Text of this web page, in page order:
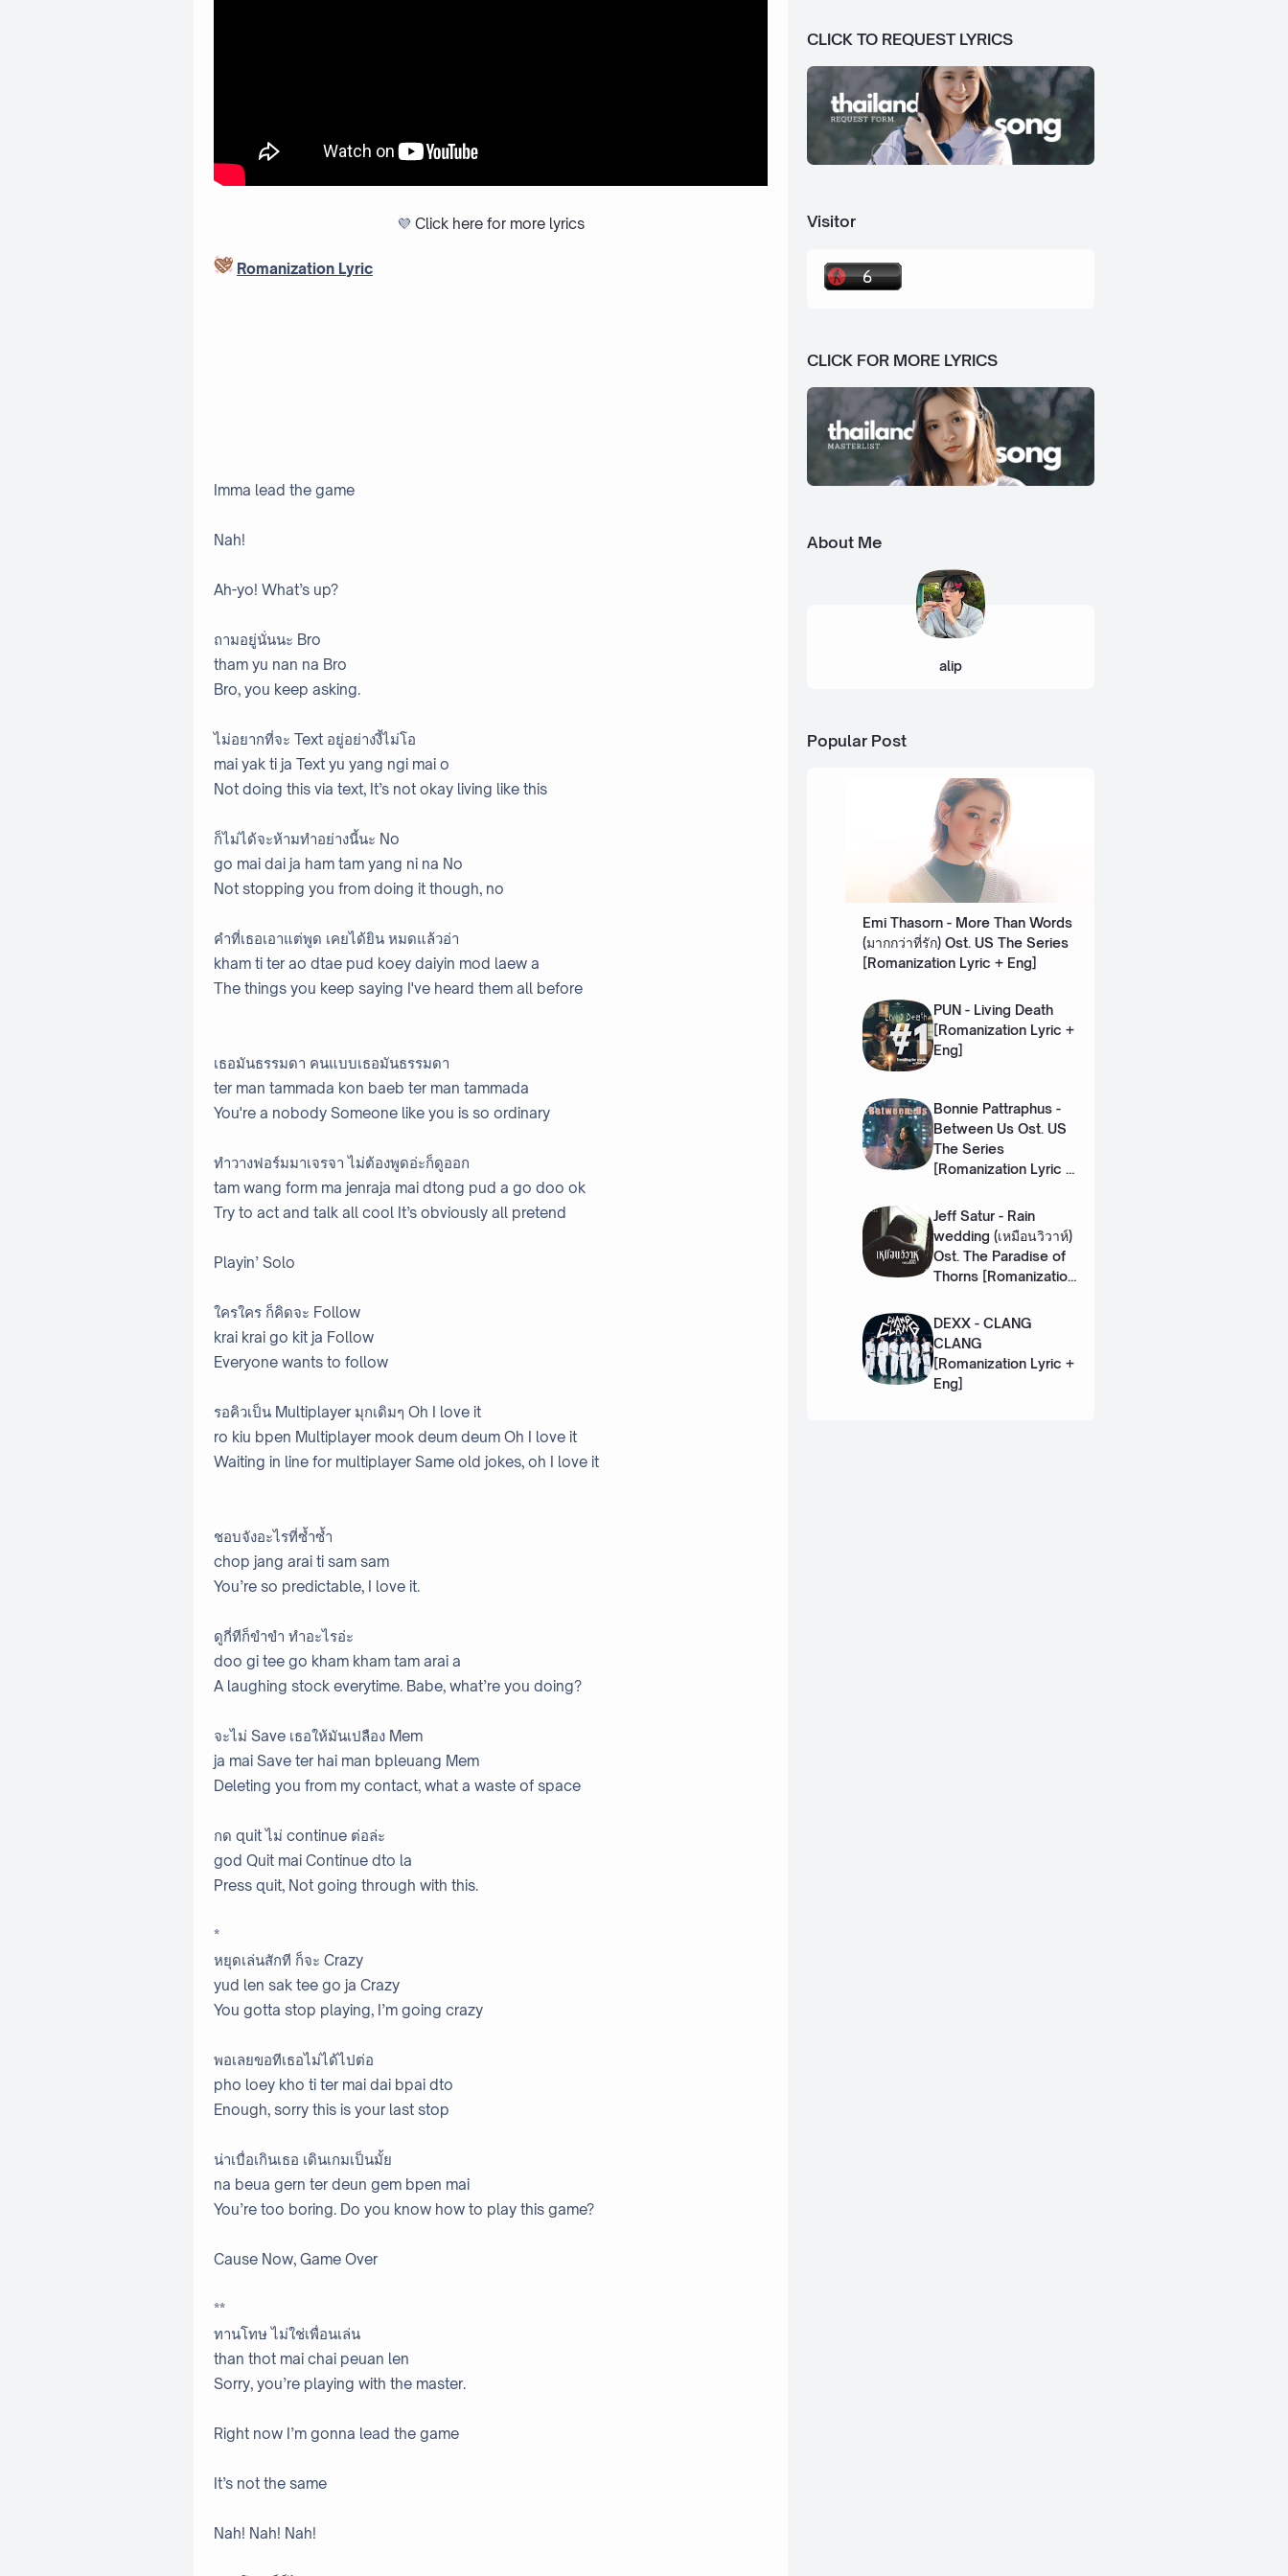
💜 Click here for more lyrics
Romanization Lyric
Imma lead the game
Nah!
Ah-yo! What’s up?
ถามอยู่นั่นนะ Bro
tham yu nan na Bro
Bro, you keep asking.
ไม่อยากที่จะ Text อยู่อย่างงี้ไม่โอ
mai yak ti ja Text yu yang ngi mai o
Not doing this via text, It’s not okay living like this
ก็ไม่ได้จะห้ามทำอย่างนี้นะ No
go mai dai ja ham tam yang ni na No
Not stopping you from doing it though, no
คำที่เธอเอาแต่พูด เคยได้ยิน หมดแล้วอ่า
kham ti ter ao dtae pud koey daiyin mod laew a
The things you keep saying I've heard them all before
เธอมันธรรมดา คนแบบเธอมันธรรมดา
ter man tammada kon baeb ter man tammada
You're a nobody Someone like you is so ordinary
ทำวางฟอร์มมาเจรจา ไม่ต้องพูดอ่ะก็ดูออก
tam wang form ma jenraja mai dtong pud a go doo ok
Try to act and talk all cool It’s obviously all pretend
Playin’ Solo
ใครใคร ก็คิดจะ Follow
krai krai go kit ja Follow
Everyone wants to follow
รอคิวเป็น Multiplayer มุกเดิมๆ Oh I love it
ro kiu bpen Multiplayer mook deum deum Oh I love it
Waiting in line for multiplayer Same old jokes, oh I love it
ชอบจังอะไรที่ซ้ำซ้ำ
chop jang arai ti sam sam
You’re so predictable, I love it.
ดูกี่ทีก็ขำขำ ทำอะไรอ่ะ
doo gi tee go kham kham tam arai a
A laughing stock everytime. Babe, what’re you doing?
จะไม่ Save เธอให้มันเปลือง Mem
ja mai Save ter hai man bpleuang Mem
Deleting you from my contact, what a waste of space
กด quit ไม่ continue ต่อล่ะ
god Quit mai Continue dto la
Press quit, Not going through with this.
*
หยุดเล่นสักที ก็จะ Crazy
yud len sak tee go ja Crazy
You gotta stop playing, I’m going crazy
พอเลยขอทีเธอไม่ได้ไปต่อ
pho loey kho ti ter mai dai bpai dto
Enough, sorry this is your last stop
น่าเบื่อเกินเธอ เดินเกมเป็นมั้ย
na beua gern ter deun gem bpen mai
You’re too boring. Do you know how to play this game?
Cause Now, Game Over
**
ทานโทษ ไม่ใช่เพื่อนเล่น
than thot mai chai peuan len
Sorry, you’re playing with the master.
Right now I’m gonna lead the game
It’s not the same
Nah! Nah! Nah!
CLICK TO REQUEST LYRICS
Visitor
CLICK FOR MORE LYRICS
About Me
alip
Popular Post
Emi Thasorn - More Than Words
(มากกว่าที่รัก) Ost. US The Series
[Romanization Lyric + Eng]
PUN - Living Death
[Romanization Lyric +
Eng]
Bonnie Pattraphus -
Between Us Ost. US
The Series
[Romanization Lyric +
Jeff Satur - Rain
wedding (เหมือนวิวาห์)
Ost. The Paradise of
Thorns [Romanization
DEXX - CLANG
CLANG
[Romanization Lyric +
Eng]